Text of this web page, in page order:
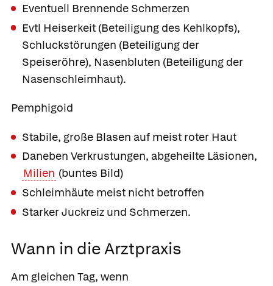
Eventuell Brennende Schmerzen
Evtl Heiserkeit (Beteiligung des Kehlkopfs),
Schluckstörungen (Beteiligung der
Speiseröhre), Nasenbluten (Beteiligung der
Nasenschleimhaut).
Pemphigoid
Stabile, große Blasen auf meist roter Haut
Daneben Verkrustungen, abgeheilte Läsionen,
Milien (buntes Bild)
Schleimhäute meist nicht betroffen
Starker Juckreiz und Schmerzen.
Wann in die Arztpraxis
Am gleichen Tag, wenn